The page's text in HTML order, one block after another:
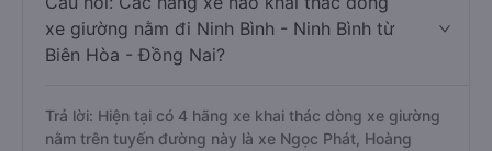
xe giường nằm đi Ninh Bình - Ninh Bình từ
Biên Hòa - Đồng Nai?
Trả lời: Hiện tại có 4 hãng xe khai thác dòng xe giường
nằm trên tuyến đường này là xe Ngọc Phát, Hoàng